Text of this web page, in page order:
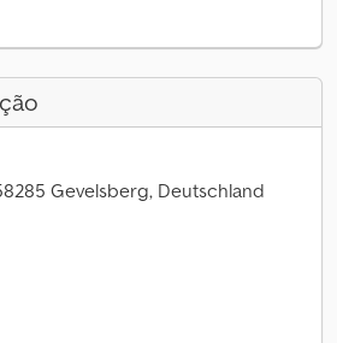
Gevelsberg, Deutschland